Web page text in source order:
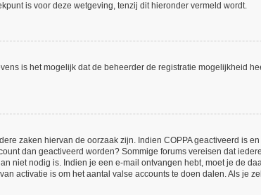
is voor deze wetgeving, tenzij dit hieronder vermeld wordt.
is het mogelijk dat de beheerder de registratie mogelijkheid
zaken hiervan de oorzaak zijn. Indien COPPA geactiveerd is
dan geactiveerd worden? Sommige forums vereisen dat
niet nodig is. Indien je een e-mail ontvangen hebt, moet je de
activatie is om het aantal valse accounts te doen dalen. Als je